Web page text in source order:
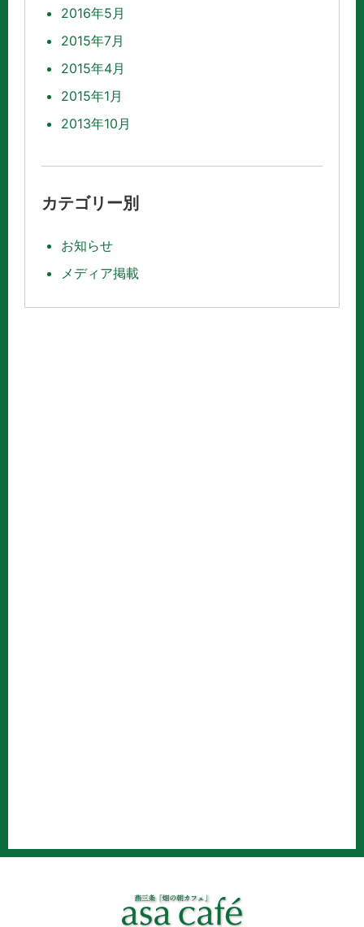
2016年5月
2015年7月
2015年4月
2015年1月
2013年10月
カテゴリー別
お知らせ
メディア掲載